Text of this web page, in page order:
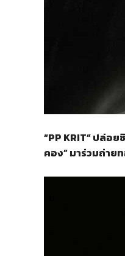
“PP KRIT” ปล่อย
คอง” มาร่วมถ่าย